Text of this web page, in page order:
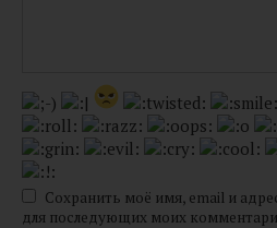
Сохранить моё имя, email и
для последующих моих